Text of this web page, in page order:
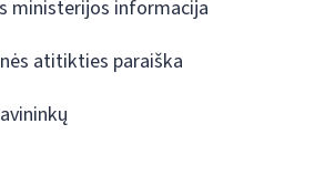
ministerijos informacija
atitikties paraiška